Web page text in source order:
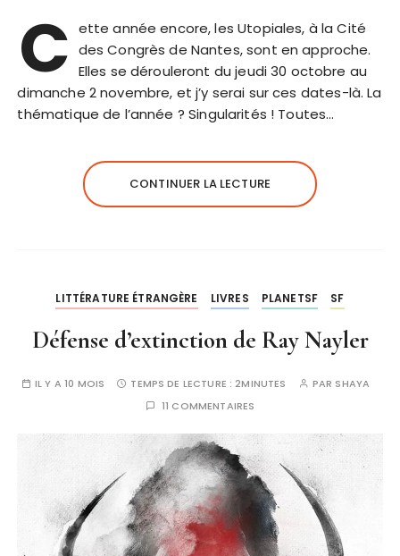
C ette année encore, les Utopiales, à la Cité
des Congrès de Nantes, sont en approche.
Elles se dérouleront du jeudi 30 octobre au
dimanche 2 novembre, et j’y serai sur ces dates-là. La
thématique de l’année ? Singularités ! Toutes…
CONTINUER LA LECTURE
LITTÉRATURE ÉTRANGÈRE LIVRES PLANETSF SF
Défense d’extinction de Ray Nayler
IL Y A 10 MOIS TEMPS DE LECTURE :2MINUTES PAR SHAYA
11 COMMENTAIRES